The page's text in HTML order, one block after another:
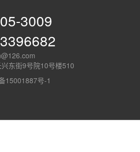
3009
东街9号院10号楼510
15001887号-1